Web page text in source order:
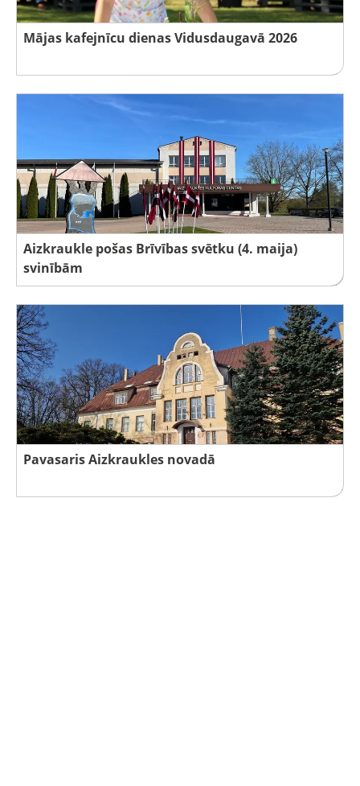
Mājas kafejnīcu dienas Vidusdaugavā 2026
Aizkraukle pošas Brīvības svētku (4. maija)
svinībām
Pavasaris Aizkraukles novadā